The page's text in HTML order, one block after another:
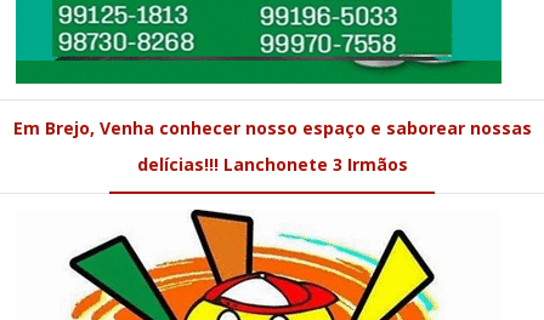
Em Brejo, Venha conhecer nosso espaço e saborear nossas
delícias!!! Lanchonete 3 Irmãos